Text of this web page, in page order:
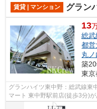
賃貸 | マンション グラン
13
総武
都営
丸ノ
築
東京
グランハイツ東中野：総武線東
マート 東中野駅前店(徒歩3分)
にはエレベータ・敷地内ごみ置